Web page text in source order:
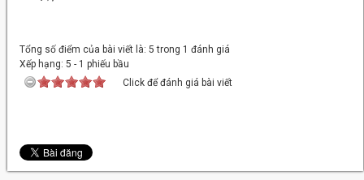
Tổng số điểm của bài viết là: 5 trong 1 đánh giá
Xếp hạng:5 - 1 phiếu bầu
Click để đánh giá bài viết